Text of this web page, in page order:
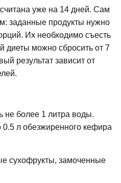
уже на 14 дней. Сам
заданные продукты нужно
Их необходимо съесть
диеты можно сбросить от 7
результат зависит от
не более 1 литра воды.
0.5 л обезжиренного кефира
сухофрукты, замоченные